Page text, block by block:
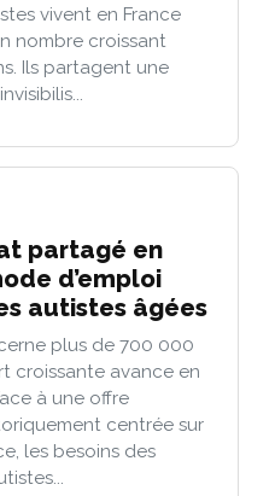
vivent en France
nombre croissant
Ils partagent une
partagé en
d’emploi
autistes âgées
plus de 700 000
croissante avance en
à une offre
centrée sur
les besoins des